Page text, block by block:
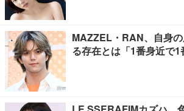
MAZZEL・RAN、自身
る存在とは「1番身近で1